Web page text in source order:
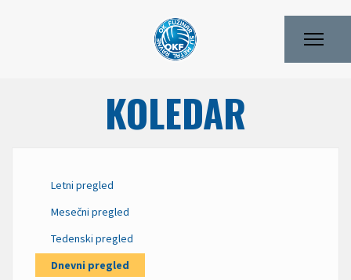
KOLEDAR
Letni pregled
Mesečni pregled
Tedenski pregled
Dnevni pregled